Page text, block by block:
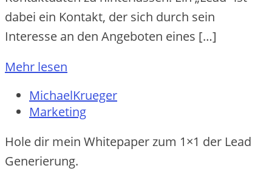
dabei ein Kontakt, der sich durch sein
Interesse an den Angeboten eines […]
Mehr lesen
MichaelKrueger
Marketing
Hole dir mein Whitepaper zum 1×1 der Lead
Generierung.